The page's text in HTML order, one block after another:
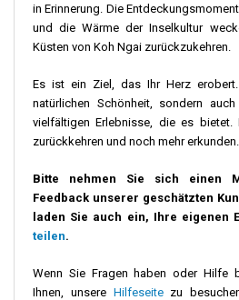
in Erinnerung. Die
und die Wärme der Inselkultur
Küsten von Koh Ngai zurückzukehren.
Es ist ein Ziel, das Ihr Herz
natürlichen Schönheit, sondern
vielfältigen Erlebnisse, die es bietet.
zurückkehren und noch mehr erkunden.
Bitte nehmen Sie sich einen
Feedback unserer geschätzten
laden Sie auch ein, Ihre eigenen
teilen.
Wenn Sie Fragen haben oder Hilfe
Ihnen, unsere Hilfeseitezu